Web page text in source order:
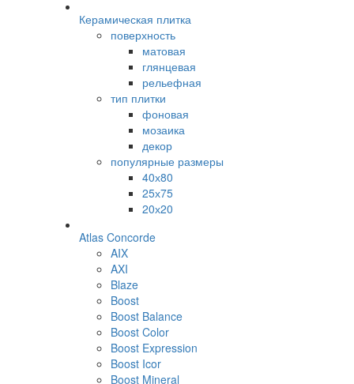
Керамическая плитка
поверхность
матовая
глянцевая
рельефная
тип плитки
фоновая
мозаика
декор
популярные размеры
40х80
25х75
20х20
Atlas Concorde
AIX
AXI
Blaze
Boost
Boost Balance
Boost Color
Boost Expression
Boost Icor
Boost Mineral